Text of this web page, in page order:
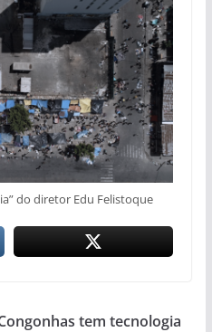
do diretor Edu Felistoque
tem tecnologia